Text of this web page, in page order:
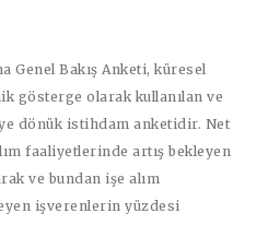
Genel Bakış Anketi, küresel
gösterge olarak kullanılan ve
dönük istihdam anketidir. Net
faaliyetlerinde artış bekleyen
ve bundan işe alım
işverenlerin yüzdesi